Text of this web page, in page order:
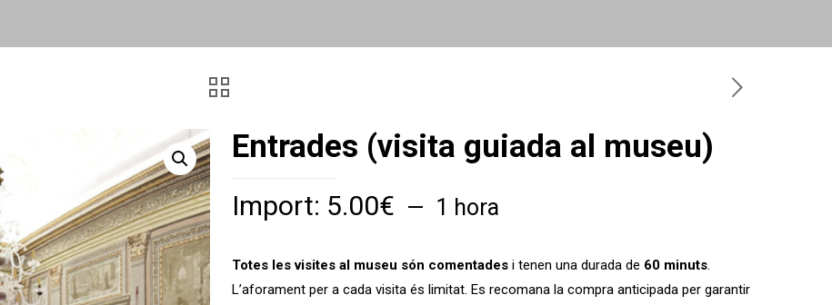
Entrades (visita guiada al museu)
Import: 5.00€ 1 hora
Totes les visites al museu són comentadesi tenen una durada de 60 minuts.
L’aforament per a cada visita és limitat. Es recomana la compra anticipada per garantir